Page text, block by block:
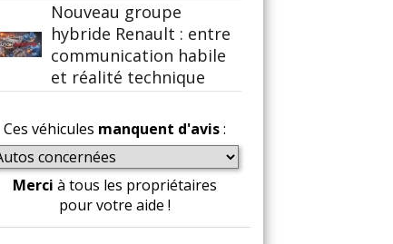
Nouveau groupe
hybride Renault : entre
communication habile
et réalité technique
Ces véhicules manquent d'avis:
Merci à tous les propriétaires
pour votre aide !